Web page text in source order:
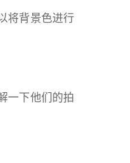
将背景色进行
一下他们的拍